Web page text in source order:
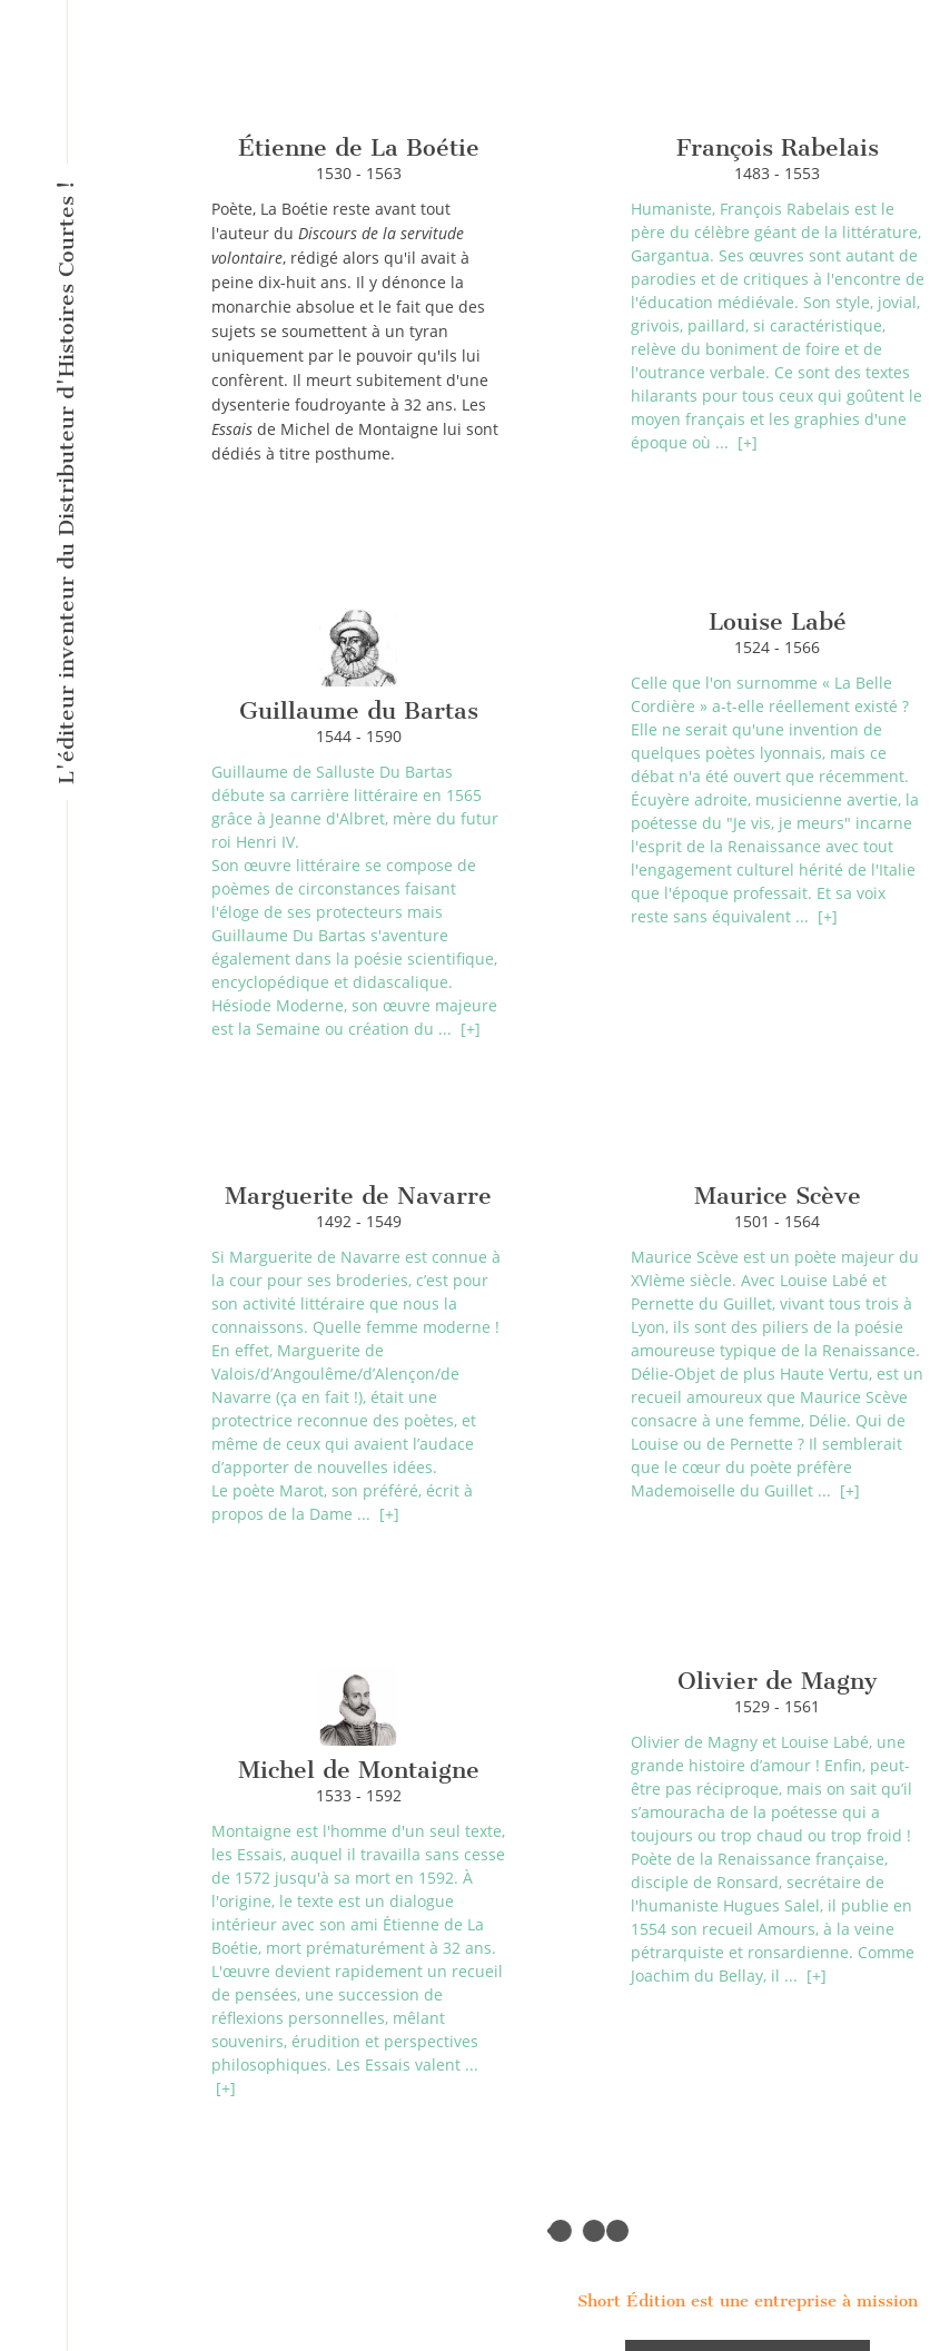
L'éditeur inventeur du Distributeur d'Histoires Courtes !
Étienne de La Boétie
1530 - 1563
Poète, La Boétie reste avant tout
l'auteur du Discours de la servitude
volontaire, rédigé alors qu'il avait à
peine dix-huit ans. Il y dénonce la
monarchie absolue et le fait que des
sujets se soumettent à un tyran
uniquement par le pouvoir qu'ils lui
confèrent. Il meurt subitement d'une
dysenterie foudroyante à 32 ans. Les
Essais de Michel de Montaigne lui sont
dédiés à titre posthume.
François Rabelais
1483 - 1553
Humaniste, François Rabelais est le
père du célèbre géant de la littérature,
Gargantua. Ses œuvres sont autant de
parodies et de critiques à l'encontre de
l'éducation médiévale. Son style, jovial,
grivois, paillard, si caractéristique,
relève du boniment de foire et de
l'outrance verbale. Ce sont des textes
hilarants pour tous ceux qui goûtent le
moyen français et les graphies d'une
époque où ... [+]
Guillaume du Bartas
1544 - 1590
Guillaume de Salluste Du Bartas
débute sa carrière littéraire en 1565
grâce à Jeanne d'Albret, mère du futur
roi Henri IV.
Son œuvre littéraire se compose de
poèmes de circonstances faisant
l'éloge de ses protecteurs mais
Guillaume Du Bartas s'aventure
également dans la poésie scientifique,
encyclopédique et didascalique.
Hésiode Moderne, son œuvre majeure
est la Semaine ou création du ... [+]
Louise Labé
1524 - 1566
Celle que l'on surnomme « La Belle
Cordière » a-t-elle réellement existé ?
Elle ne serait qu'une invention de
quelques poètes lyonnais, mais ce
débat n'a été ouvert que récemment.
Écuyère adroite, musicienne avertie, la
poétesse du "Je vis, je meurs" incarne
l'esprit de la Renaissance avec tout
l'engagement culturel hérité de l'Italie
que l'époque professait. Et sa voix
reste sans équivalent ... [+]
Marguerite de Navarre
1492 - 1549
Si Marguerite de Navarre est connue à
la cour pour ses broderies, c’est pour
son activité littéraire que nous la
connaissons. Quelle femme moderne !
En effet, Marguerite de
Valois/d’Angoulême/d’Alençon/de
Navarre (ça en fait !), était une
protectrice reconnue des poètes, et
même de ceux qui avaient l’audace
d’apporter de nouvelles idées.
Le poète Marot, son préféré, écrit à
propos de la Dame ... [+]
Maurice Scève
1501 - 1564
Maurice Scève est un poète majeur du
XVIème siècle. Avec Louise Labé et
Pernette du Guillet, vivant tous trois à
Lyon, ils sont des piliers de la poésie
amoureuse typique de la Renaissance.
Délie-Objet de plus Haute Vertu, est un
recueil amoureux que Maurice Scève
consacre à une femme, Délie. Qui de
Louise ou de Pernette ? Il semblerait
que le cœur du poète préfère
Mademoiselle du Guillet ... [+]
Michel de Montaigne
1533 - 1592
Montaigne est l'homme d'un seul texte,
les Essais, auquel il travailla sans cesse
de 1572 jusqu'à sa mort en 1592. À
l'origine, le texte est un dialogue
intérieur avec son ami Étienne de La
Boétie, mort prématurément à 32 ans.
L'œuvre devient rapidement un recueil
de pensées, une succession de
réflexions personnelles, mêlant
souvenirs, érudition et perspectives
philosophiques. Les Essais valent ...
[+]
Olivier de Magny
1529 - 1561
Olivier de Magny et Louise Labé, une
grande histoire d’amour ! Enfin, peut-
être pas réciproque, mais on sait qu’il
s’amouracha de la poétesse qui a
toujours ou trop chaud ou trop froid !
Poète de la Renaissance française,
disciple de Ronsard, secrétaire de
l'humaniste Hugues Salel, il publie en
1554 son recueil Amours, à la veine
pétrarquiste et ronsardienne. Comme
Joachim du Bellay, il ... [+]
Short Édition est une entreprise à mission